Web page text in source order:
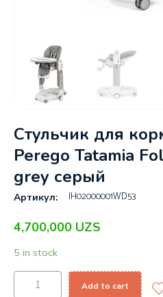
Стульчик для
Perego Tatamia
grey серый
Артикул: IH02000001WD53
4,700,000 UZS
5 in stock
Add to cart